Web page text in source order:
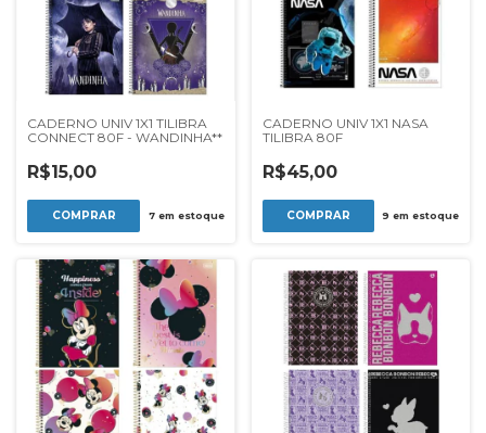
CADERNO UNIV 1X1 TILIBRA
CONNECT 80F - WANDINHA**
R$15,00
7em estoque
CADERNO UNIV 1X1 NASA
TILIBRA 80F
R$45,00
9 em estoque